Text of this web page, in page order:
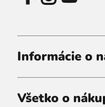
Informácie o
Všetko o